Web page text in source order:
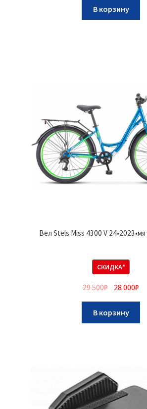
В корзину
Вел Stels Miss 4300 V
СКИДКА*
29 500₽ 28 000₽
В корзину